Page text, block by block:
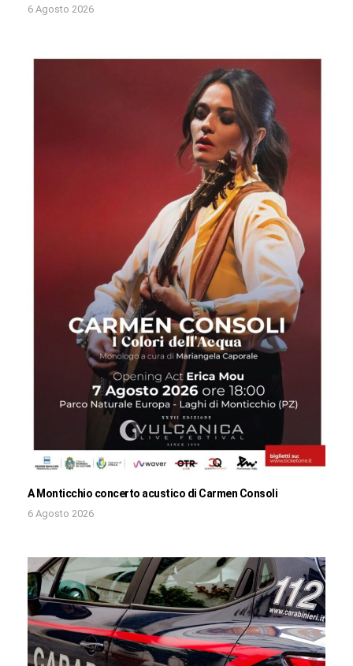
6 Agosto 2026
A Monticchio concerto acustico di Carmen Consoli
6 Agosto 2026